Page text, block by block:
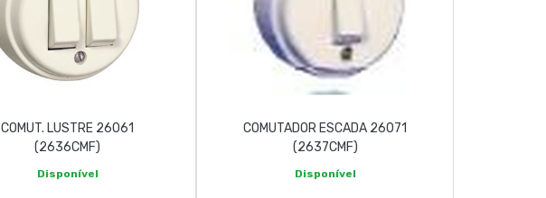
COMUT. LUSTRE 26061
(2636CMF)
Disponível
COMUTADOR ESCADA 26071
(2637CMF)
Disponível